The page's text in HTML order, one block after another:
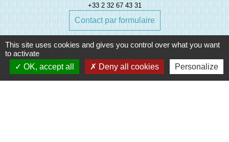
+33 2 32 67 43 31
Contact par formulaire
This site uses cookies and gives you control over what you want
to activate
OK, accept all
Deny all cookies Personalize